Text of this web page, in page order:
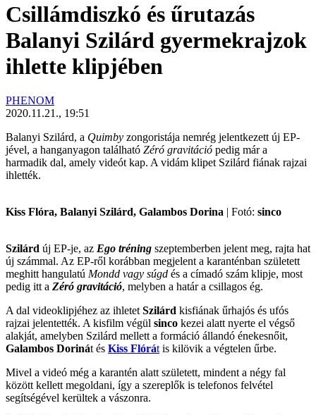
Csillámdiszkó és űrutazás
Balanyi Szilárd gyermekrajzok
ihlette klipjében
PHENOM
2020.11.21., 19:51
Balanyi Szilárd, a Quimby zongoristája nemrég jelentkezett új EP-
jével, a hanganyagon található Zéró gravitáció pedig már a
harmadik dal, amely videót kap. A vidám klipet Szilárd fiának rajzai
ihlették.
Kiss Flóra, Balanyi Szilárd, Galambos Dorina | Fotó: sinco
Szilárd új EP-je, az Ego tréning szeptemberben jelent meg, rajta hat
új számmal. Az EP-ről korábban megjelent a karanténban született
meghitt hangulatú Mondd vagy súgd és a címadó szám klipje, most
pedig itt a Zéró gravitáció, melyben a határ a csillagos ég.
A dal videoklipjéhez az ihletetSzilárd kisfiának űrhajós és ufós
rajzai jelentették. A kisfilm végül sinco kezei alatt nyerte el végső
alakját, amelyben Szilárd mellett a formáció állandó énekesnőit,
Galambos Dorinát és Kiss Flórátis kilövik a végtelen űrbe.
Mivel a videó még a karantén alatt született, mindent a négy fal
között kellett megoldani, így a szereplők is telefonos felvétel
segítségével kerültek a vászonra.